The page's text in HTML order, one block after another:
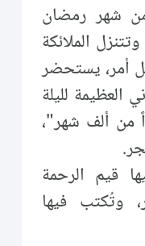
من شهر رمضان
الملائكة
أمر، يستحضر
العظيمة لليلة
من ألف شهر"،
قيم الرحمة
وتُكتب فيها